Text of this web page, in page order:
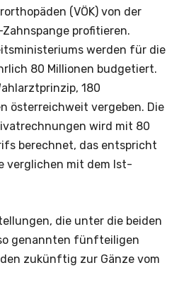
(VÖK) von der
profitieren.
werden für die
80 Millionen budgetiert.
180
österreichweit vergeben. Die
wird mit 80
berechnet, das entspricht
verglichen mit dem Ist-
die unter die beiden
genannten fünfteiligen
zukünftig zur Gänze vom